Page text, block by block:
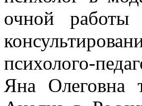
очной
психолого-
Яна Олеговна